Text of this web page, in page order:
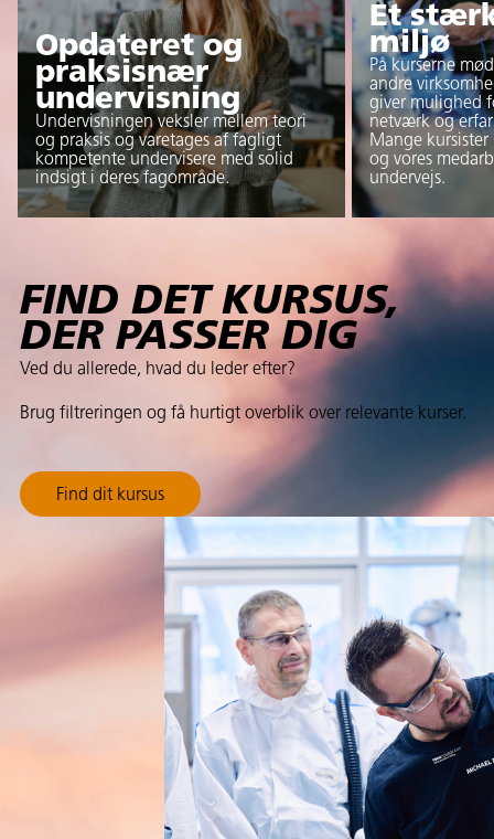
Opdateret og
praksisnær
undervisning
Undervisningen veksler mellem teori
og praksis og varetages af fagligt
kompetente undervisere med solid
indsigt i deres fagområde.
Et
miljø
På kurserne
andre
giver mulighed
netværk og
Mange
og vores
undervejs.
FIND DET KURSUS,
DER PASSER DIG
Ved du allerede, hvad du leder efter?
Brug filtreringen og få hurtigt overblik over relevante kurser.
Find dit kursus